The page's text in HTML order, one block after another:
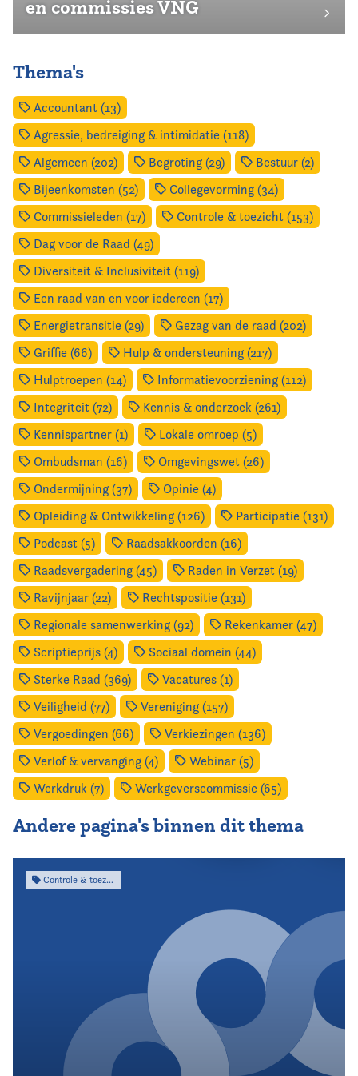
en commissies VNG
Thema's
Accountant (13)
Agressie, bedreiging & intimidatie (118)
Algemeen (202)
Begroting (29)
Bestuur (2)
Bijeenkomsten (52)
Collegevorming (34)
Commissieleden (17)
Controle & toezicht (153)
Dag voor de Raad (49)
Diversiteit & Inclusiviteit (119)
Een raad van en voor iedereen (17)
Energietransitie (29)
Gezag van de raad (202)
Griffie (66)
Hulp & ondersteuning (217)
Hulptroepen (14)
Informatievoorziening (112)
Integriteit (72)
Kennis & onderzoek (261)
Kennispartner (1)
Lokale omroep (5)
Ombudsman (16)
Omgevingswet (26)
Ondermijning (37)
Opinie (4)
Opleiding & Ontwikkeling (126)
Participatie (131)
Podcast (5)
Raadsakkoorden (16)
Raadsvergadering (45)
Raden in Verzet (19)
Ravijnjaar (22)
Rechtspositie (131)
Regionale samenwerking (92)
Rekenkamer (47)
Scriptieprijs (4)
Sociaal domein (44)
Sterke Raad (369)
Vacatures (1)
Veiligheid (77)
Vereniging (157)
Vergoedingen (66)
Verkiezingen (136)
Verlof & vervanging (4)
Webinar (5)
Werkdruk (7)
Werkgeverscommissie (65)
Andere pagina's binnen dit thema
Controle & toezicht